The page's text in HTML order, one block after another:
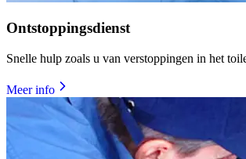
Ontstoppingsdienst
Snelle hulp zoals u van verstoppingen in het
Meer info